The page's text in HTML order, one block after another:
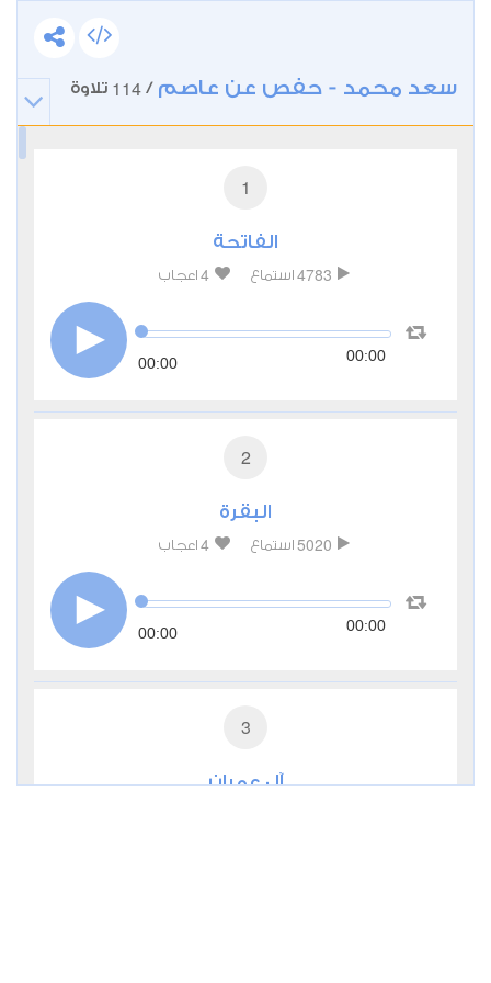
سعد محمد - حفص عن عاصم /
114 تلاوة
1
الفاتحة
4783 استماع 4 اعجاب
00:00 00:00
2
البقرة
5020 استماع 4 اعجاب
00:00 00:00
3
آل عمران